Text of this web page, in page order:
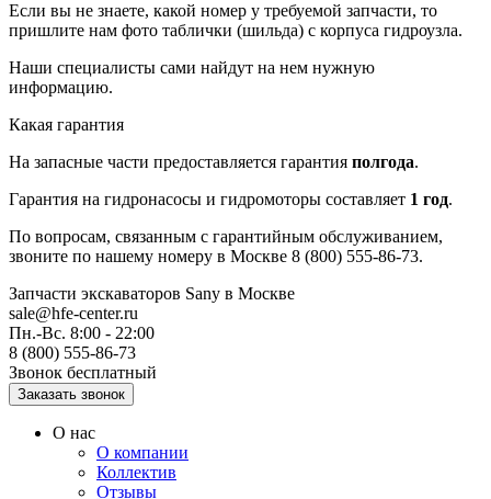
Если вы не знаете, какой номер у требуемой запчасти, то
пришлите нам фото таблички (шильда) с корпуса гидроузла.
Наши специалисты сами найдут на нем нужную
информацию.
Какая гарантия
На запасные части предоставляется гарантия полгода.
Гарантия на гидронасосы и гидромоторы составляет 1 год.
По вопросам, связанным с гарантийным обслуживанием,
звоните по нашему номеру в Москве 8 (800) 555-86-73.
Запчасти экскаваторов Sany в Москве
sale@hfe-center.ru
Пн.-Вс. 8:00 - 22:00
8 (800) 555-86-73
Звонок бесплатный
О нас
О компании
Коллектив
Отзывы